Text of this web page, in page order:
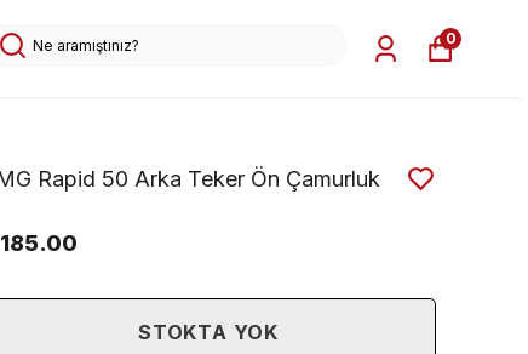
0
Rapid 50 Arka Teker Ön Çamurluk
STOKTA YOK